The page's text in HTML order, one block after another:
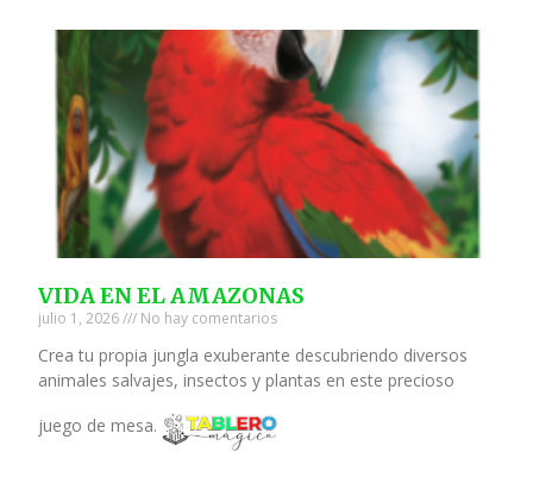
VIDA EN EL AMAZONAS
julio 1, 2026 No hay comentarios
Crea tu propia jungla exuberante descubriendo diversos
animales salvajes, insectos y plantas en este precioso
juego de mesa.